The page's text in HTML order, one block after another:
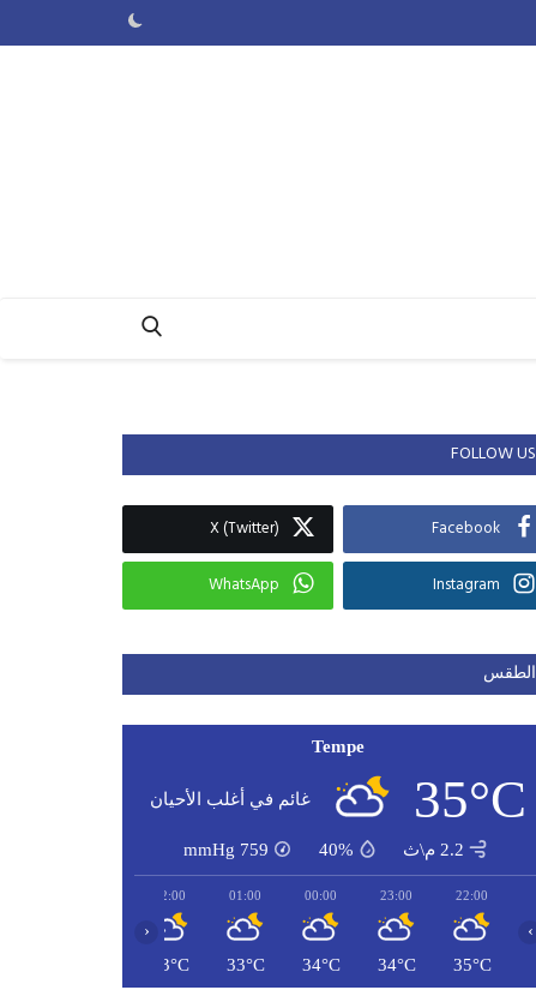
FOLLOW US
Facebook
X (Twitter)
Instagram
WhatsApp
الطقس
Tempe
35°C غائم في أغلب الأحيان
2.2 م\ث 40%
759
mmHg
22:00
35°C
23:00
34°C
00:00
34°C
01:00
33°C
02:00
33°C
‹ ›